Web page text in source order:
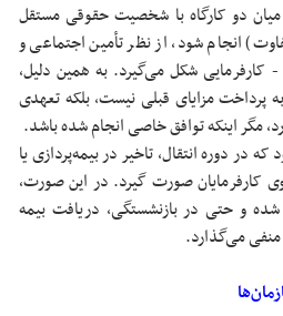
میان دو کارگاه با شخصیت حقوقی مستقل
انجام شود، از نظر تأمین اجتماعی و
کارفرمایی شکل می‌گیرد. به همین دلیل،
پرداخت مزایای قبلی نیست، بلکه تعهدی
مگر اینکه توافق خاصی انجام شده باشد.
در دوره انتقال، تاخیر در بیمه‌پردازی یا
کارفرمایان صورت گیرد. در این صورت،
شده و حتی در بازنشستگی، دریافت بیمه
منفی می‌گذارد.